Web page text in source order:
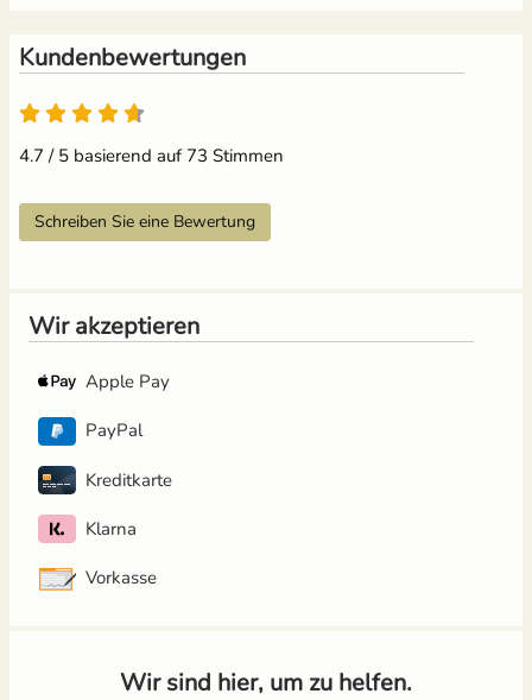
Kundenbewertungen
4.7 von 5
4.7 / 5 basierend auf 73 Stimmen
Schreiben Sie eine Bewertung
Wir akzeptieren
Apple Pay
PayPal
Kreditkarte
Klarna
Vorkasse
Wir sind hier, um zu helfen.